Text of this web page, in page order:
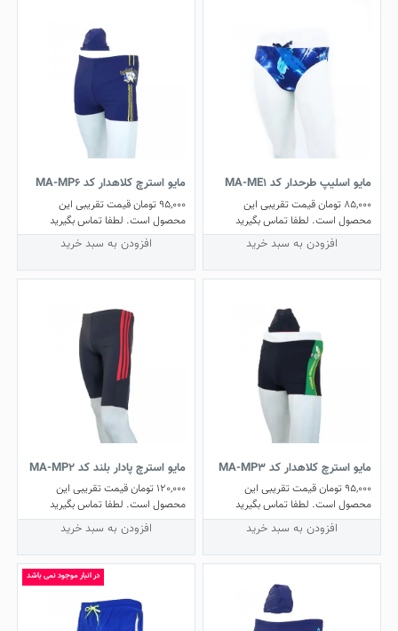
مایو اسلیپ طرحدار کد MA-ME1
85,000 تومانقیمت تقریبی این
محصول است. لطفا تماس بگیرید
افزودن به سبد خرید
مایو استرچ کلاهدار کد MA-MP6
95,000تومانقیمت تقریبی این
محصول است. لطفا تماس بگیرید
افزودن به سبد خرید
مایو استرچ کلاهدار کد MA-MP3
95,000تومانقیمت تقریبی این
محصول است. لطفا تماس بگیرید
افزودن به سبد خرید
مایو استرچ پادار بلند کد MA-MP2
120,000 تومانقیمت تقریبی این
محصول است. لطفا تماس بگیرید
افزودن به سبد خرید
در انبار موجود نمی باشد